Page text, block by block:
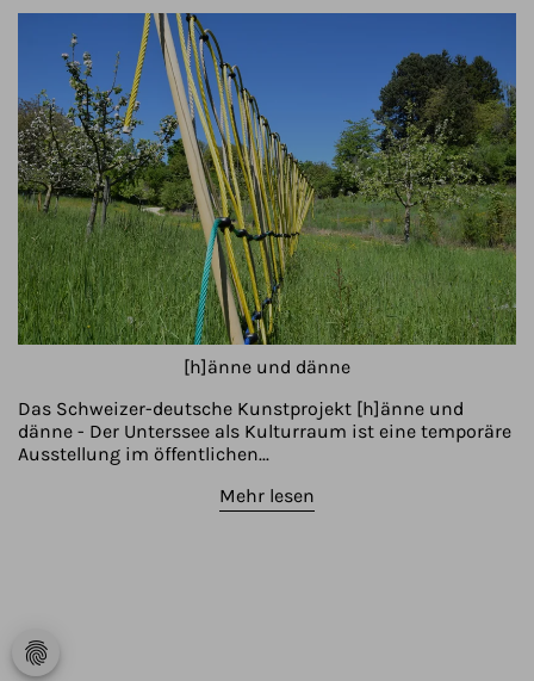
[h]änne und dänne
Das Schweizer-deutsche Kunstprojekt [h]änne und
dänne - Der Unterssee als Kulturraum ist eine temporäre
Ausstellung im öffentlichen...
Mehr lesen
fingerprint